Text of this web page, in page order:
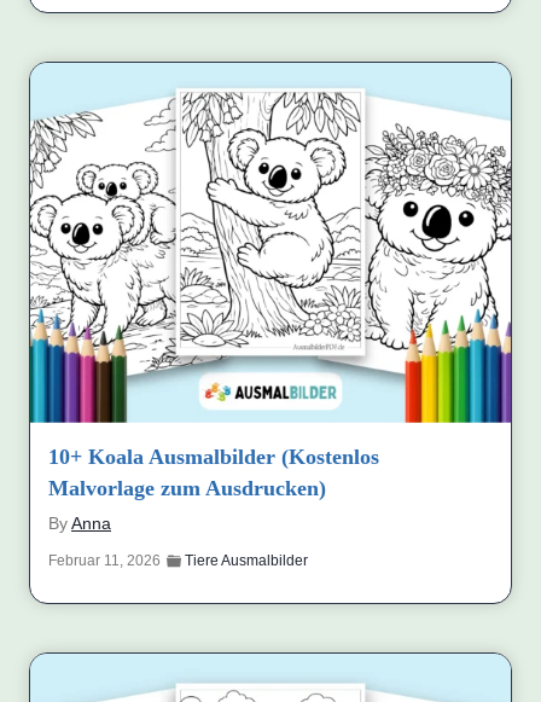
10+ Koala Ausmalbilder (Kostenlos
Malvorlage zum Ausdrucken)
ByAnna
Februar 11, 2026 Tiere Ausmalbilder